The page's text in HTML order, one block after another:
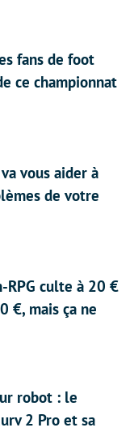
fans de foot
ce championnat
vous aider à
de votre
RPG culte à 20 €
€, mais ça ne
robot : le
2 Pro et sa